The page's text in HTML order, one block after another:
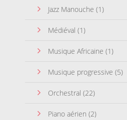
Jazz Manouche (1)
Médiéval (1)
Musique Africaine (1)
Musique progressive (5)
Orchestral (22)
Piano aérien (2)